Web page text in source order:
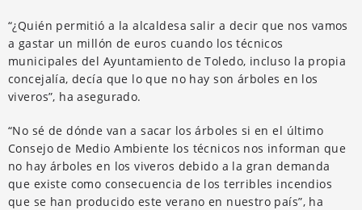
“¿Quién permitió a la alcaldesa salir a decir que nos vamos
a gastar un millón de euros cuando los técnicos
municipales del Ayuntamiento de Toledo, incluso la propia
concejalía, decía que lo que no hay son árboles en los
viveros”, ha asegurado.
“No sé de dónde van a sacar los árboles si en el último
Consejo de Medio Ambiente los técnicos nos informan que
no hay árboles en los viveros debido a la gran demanda
que existe como consecuencia de los terribles incendios
que se han producido este verano en nuestro país”, ha